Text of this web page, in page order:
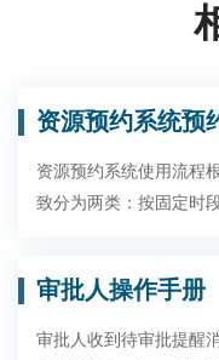
资源预约系统预
资源预约系统使用流程
致分为两类：按固定时
审批人操作手册
审批人收到待审批提醒